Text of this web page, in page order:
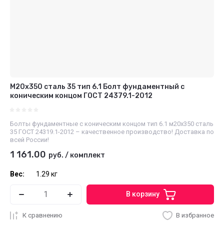
М20х350 сталь 35 тип 6.1 Болт фундаментный с
коническим концом ГОСТ 24379.1-2012
Болты фундаментные с коническим концом тип 6.1 м20х350 сталь
35 ГОСТ 24319.1-2012 – качественное производство! Доставка по
всей России!
1 161.00 руб. / комплект
Вес: 1.29 кг
В корзину
К сравнению В избранное